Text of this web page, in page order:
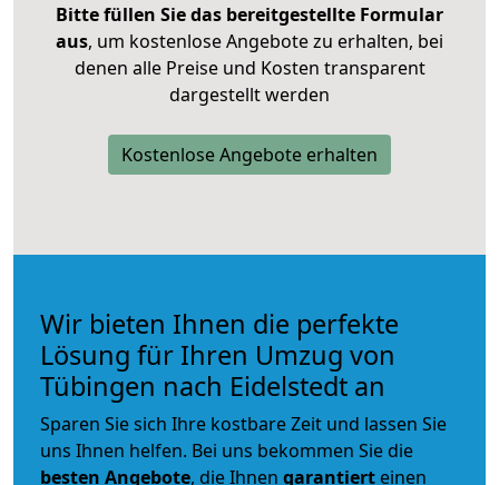
Bitte füllen Sie das bereitgestellte Formular
aus, um kostenlose Angebote zu erhalten, bei
denen alle Preise und Kosten transparent
dargestellt werden
Kostenlose Angebote erhalten
Wir bieten Ihnen die perfekte
Lösung für Ihren Umzug von
Tübingen nach Eidelstedt an
Sparen Sie sich Ihre kostbare Zeit und lassen Sie
uns Ihnen helfen. Bei uns bekommen Sie die
besten Angebote, die Ihnen garantiert einen